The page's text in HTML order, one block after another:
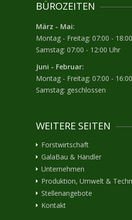
BÜROZEITEN
März - Mai:
Montag - Freitag: 07:00 -
Samstag: 07:00 - 12:00 Uhr
Juni - Februar:
Montag - Freitag: 07:00 -
Samstag: geschlossen
WEITERE SEITEN
Forstwirtschaft
GalaBau & Händler
Unternehmen
Produktion, Umwelt &
Stellenangebote
Kontakt